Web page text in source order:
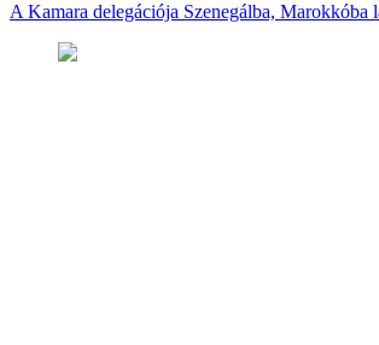
A Kamara delegációja Szenegálba, Marokkóba